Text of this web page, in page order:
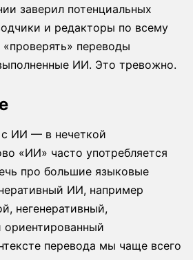
заверил потенциальных
и редакторы по всему
переводы
ИИ. Это тревожно.
ИИ — в нечеткой
«ИИ» часто употребляется
про большие языковые
ИИ, например
негенеративный,
ориентированный
перевода мы чаще всего